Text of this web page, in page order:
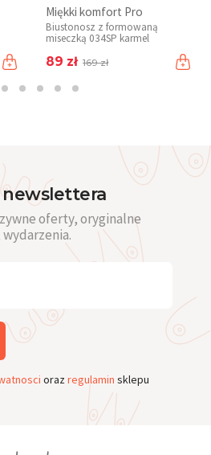
Miękki komfort Pro
Biustonosz z formowaną
miseczką 034SP karmel
89 zł 169 zł
newslettera
oferty, oryginalne
orazregulamin sklepu